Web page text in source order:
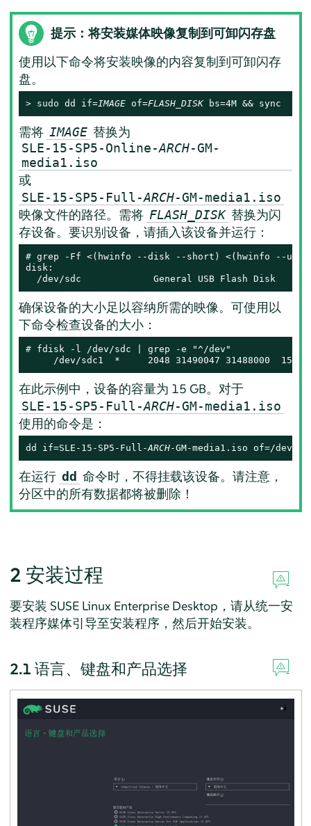
提示：将安装媒体映像复制到可卸闪存盘
使用以下命令将安装映像的内容复制到可卸闪存
盘。
> sudo dd if=IMAGE of=FLASH_DISK bs=4M && sync
需将 IMAGE 替换为
SLE-15-SP5-Online-ARCH-GM-
media1.iso
或
SLE-15-SP5-Full-ARCH-GM-media1.iso
映像文件的路径。需将 FLASH_DISK 替换为闪
存设备。要识别设备，请插入该设备并运行：
# grep -Ff <(hwinfo --disk --short) <(hwinfo --usb
disk:
  /dev/sdc             General USB Flash Disk
确保设备的大小足以容纳所需的映像。可使用以
下命令检查设备的大小：
# fdisk -l /dev/sdc | grep -e "^/dev"
/dev/sdc1  *     2048 31490047 31488000  15G
在此示例中，设备的容量为 15 GB。对于
SLE-15-SP5-Full-ARCH-GM-media1.iso
使用的命令是：
dd if=SLE-15-SP5-Full-ARCH-GM-media1.iso of=/dev/
在运行 dd 命令时，不得挂载该设备。请注意，
分区中的所有数据都将被删除！
2 安装过程
要安装 SUSE Linux Enterprise Desktop ，请从统一安
装程序媒体引导至安装程序，然后开始安装。
2.1 语言、键盘和产品选择